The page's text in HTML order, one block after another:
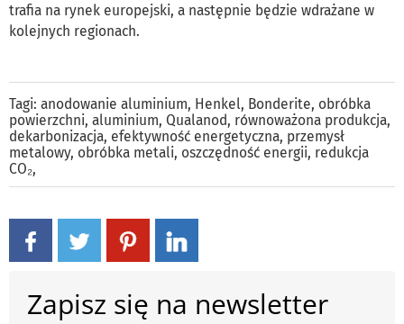
trafia na rynek europejski, a następnie będzie wdrażane w
kolejnych regionach.
Tagi: anodowanie aluminium, Henkel, Bonderite, obróbka
powierzchni, aluminium, Qualanod, równoważona produkcja,
dekarbonizacja, efektywność energetyczna, przemysł
metalowy, obróbka metali, oszczędność energii, redukcja
CO₂,
Zapisz się na newsletter